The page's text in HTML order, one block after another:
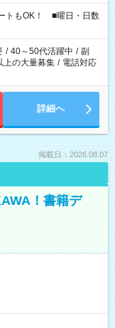
トもOK！ ■曜日・日数
/ 40～50代活躍中 / 副
上の大量募集 / 電話対応
詳細へ
掲載日：2026.08.07
！書籍デ